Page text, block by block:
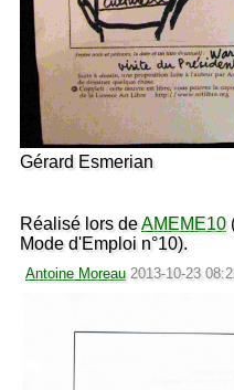
Gérard Esmerian
Réalisé lors deAMEME10
Mode d'Emploi n°10).
Antoine Moreau 2013-10-23